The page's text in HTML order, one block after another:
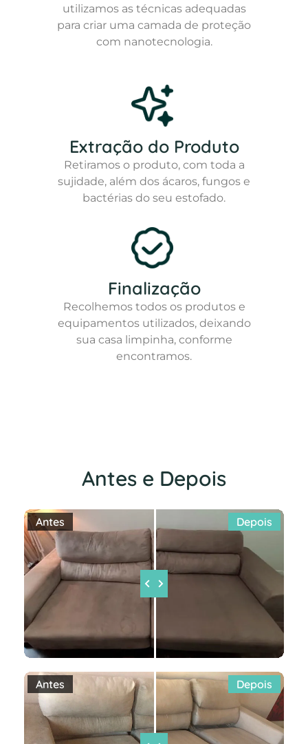
utilizamos as técnicas adequadas
para criar uma camada de proteção
com nanotecnologia.
Extração do Produto
Retiramos o produto, com toda a
sujidade, além dos ácaros, fungos e
bactérias do seu estofado.
Finalização
Recolhemos todos os produtos e
equipamentos utilizados, deixando
sua casa limpinha, conforme
encontramos.
Antes e Depois
Antes Depois
Antes Depois